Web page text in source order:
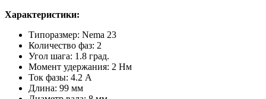
Характеристики:
Типоразмер: Nema 23
Количество фаз: 2
Угол шага: 1.8 град.
Момент удержания: 2 Нм
Ток фазы: 4.2 А
Длина: 99 мм